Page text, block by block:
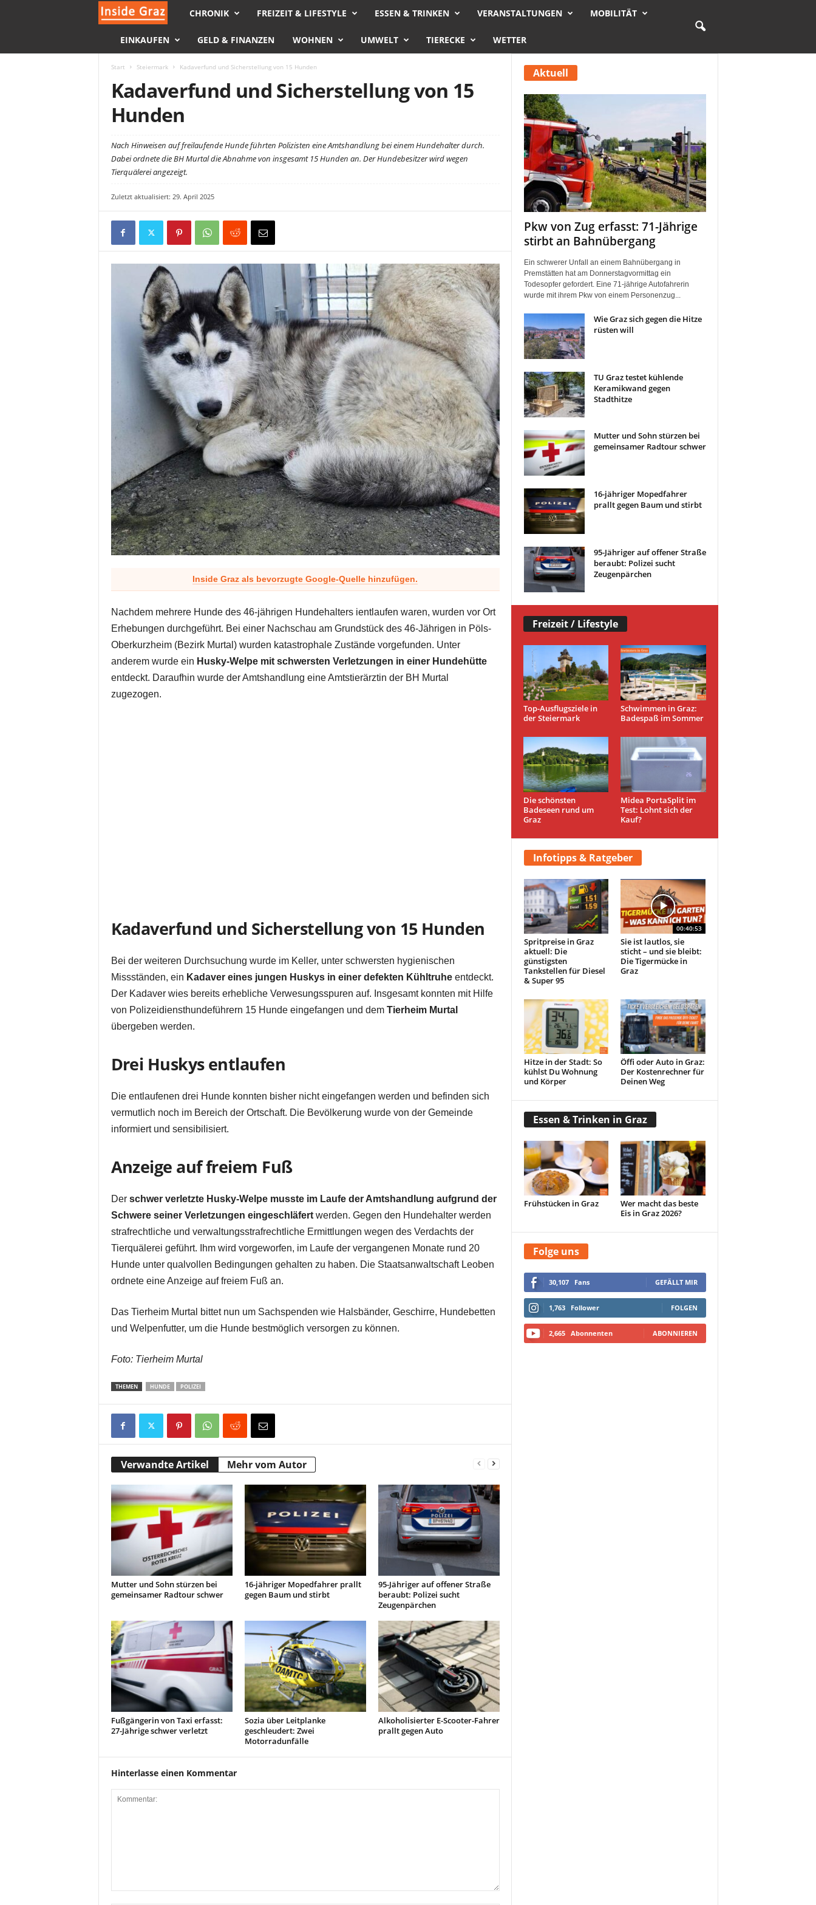
s
e
G
r
z
CHRONIK FREIZEIT & LIFESTYLE ESSEN & TRINKEN VERANSTALTUNGEN MOBILITÄT
EINKAUFEN GELD & FINANZEN WOHNEN UMWELT TIERECKE WETTER
Start Steiermark Kadaverfund und Sicherstellung von 15 Hunden
Kadaverfund und Sicherstellung von 15
Hunden
Nach Hinweisen auf freilaufende Hunde führten Polizisten eine Amtshandlung bei einem Hundehalter durch.
Dabei ordnete die BH Murtal die Abnahme von insgesamt 15 Hunden an. Der Hundebesitzer wird wegen
Tierquälerei angezeigt.
Zuletzt aktualisiert: 29. April 2025
Inside Graz als bevorzugte Google-Quelle hinzufügen.
Nachdem mehrere Hunde des 46-jährigen Hundehalters ientlaufen waren, wurden vor Ort
Erhebungen durchgeführt. Bei einer Nachschau am Grundstück des 46-Jährigen in Pöls-
Oberkurzheim (Bezirk Murtal) wurden katastrophale Zustände vorgefunden. Unter
anderem wurde ein Husky-Welpe mit schwersten Verletzungen in einer Hundehütte
entdeckt. Daraufhin wurde der Amtshandlung eine Amtstierärztin der BH Murtal
zugezogen.
Kadaverfund und Sicherstellung von 15 Hunden
Bei der weiteren Durchsuchung wurde im Keller, unter schwersten hygienischen
Missständen, ein Kadaver eines jungen Huskys in einer defekten Kühltruheentdeckt.
Der Kadaver wies bereits erhebliche Verwesungsspuren auf. Insgesamt konnten mit Hilfe
von Polizeidiensthundeführern 15 Hunde eingefangen und dem Tierheim Murtal
übergeben werden.
Drei Huskys entlaufen
Die entlaufenen drei Hunde konnten bisher nicht eingefangen werden und befinden sich
vermutlich noch im Bereich der Ortschaft. Die Bevölkerung wurde von der Gemeinde
informiert und sensibilisiert.
Anzeige auf freiem Fuß
Der schwer verletzte Husky-Welpe musste im Laufe der Amtshandlung aufgrund der
Schwere seiner Verletzungen eingeschläfertwerden. Gegen den Hundehalter werden
strafrechtliche und verwaltungsstrafrechtliche Ermittlungen wegen des Verdachts der
Tierquälerei geführt. Ihm wird vorgeworfen, im Laufe der vergangenen Monate rund 20
Hunde unter qualvollen Bedingungen gehalten zu haben. Die Staatsanwaltschaft Leoben
ordnete eine Anzeige auf freiem Fuß an.
Das Tierheim Murtal bittet nun um Sachspenden wie Halsbänder, Geschirre, Hundebetten
und Welpenfutter, um die Hunde bestmöglich versorgen zu können.
Foto: Tierheim Murtal
THEMEN HUNDE POLIZEI
Verwandte Artikel Mehr vom Autor
Mutter und Sohn stürzen bei
gemeinsamer Radtour schwer
16-jähriger Mopedfahrer prallt
gegen Baum und stirbt
95-Jähriger auf offener Straße
beraubt: Polizei sucht
Zeugenpärchen
Fußgängerin von Taxi erfasst:
27-Jährige schwer verletzt
Sozia über Leitplanke
geschleudert: Zwei
Motorradunfälle
Alkoholisierter E-Scooter-Fahrer
prallt gegen Auto
Hinterlasse einen Kommentar
Aktuell
Pkw von Zug erfasst: 71-Jährige
stirbt an Bahnübergang
Ein schwerer Unfall an einem Bahnübergang in
Premstätten hat am Donnerstagvormittag ein
Todesopfer gefordert. Eine 71-jährige Autofahrerin
wurde mit ihrem Pkw von einem Personenzug...
Wie Graz sich gegen die Hitze
rüsten will
TU Graz testet kühlende
Keramikwand gegen
Stadthitze
Mutter und Sohn stürzen bei
gemeinsamer Radtour schwer
16-jähriger Mopedfahrer
prallt gegen Baum und stirbt
95-Jähriger auf offener Straße
beraubt: Polizei sucht
Zeugenpärchen
Freizeit / Lifestyle
Top-Ausflugsziele in
der Steiermark
Schwimmen in Graz:
Badespaß im Sommer
Die schönsten
Badeseen rund um
Graz
Midea PortaSplit im
Test: Lohnt sich der
Kauf?
Infotipps & Ratgeber
Spritpreise in Graz
aktuell: Die
günstigsten
Tankstellen für Diesel
& Super 95
00:40:53
Sie ist lautlos, sie
sticht – und sie bleibt:
Die Tigermücke in
Graz
Hitze in der Stadt: So
kühlst Du Wohnung
und Körper
Öffi oder Auto in Graz:
Der Kostenrechner für
Deinen Weg
Essen & Trinken in Graz
Frühstücken in Graz
Wer macht das beste
Eis in Graz 2026?
Folge uns
30,107 Fans GEFÄLLT MIR
1,763 Follower FOLGEN
2,665 Abonnenten ABONNIEREN